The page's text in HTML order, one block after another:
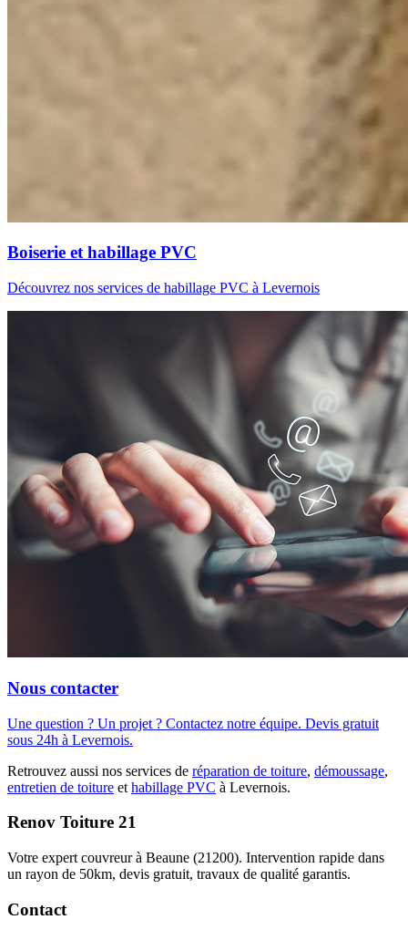
Boiserie et habillage PVC
Découvrez nos services de habillage PVC à Levernois
Nous contacter
Une question ? Un projet ? Contactez notre équipe. Devis gratuit
sous 24h à Levernois.
Retrouvez aussi nos services de réparation de toiture, démoussage,
entretien de toiture et habillage PVC à Levernois.
Renov Toiture 21
Votre expert couvreur à Beaune (21200). Intervention rapide dans
un rayon de 50km, devis gratuit, travaux de qualité garantis.
Contact